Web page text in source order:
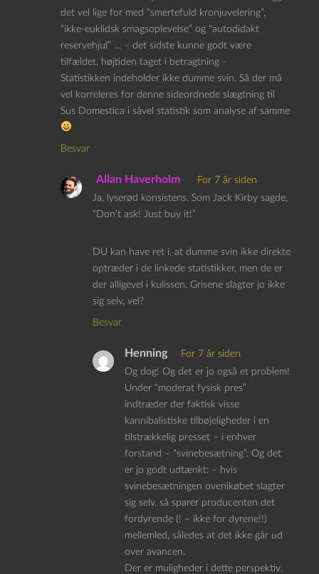
det vel lige for med “smertefuld kronjuvelering”,
“ikke-euklidsk smagsoplevelse” og “autodidakt
reservehjul” … – det sidste kunne godt være
tilfældet, højtiden taget i betragtning –
Statistikken indeholder ikke dumme svin. Så der må
vel korreleres for denne sideordnede slægtning til
Sus Domestica i såvel statistik som analyse af samme
Besvar
Allan Haverholm
For 7 år siden
Ja, lyserød konsistens. Som Jack Kirby sagde,
“Don’t ask! Just buy it!”
DU kan have ret i, at dumme svin ikke direkte
optræder i de linkede statistikker, men de er
der alligevel i kulissen. Grisene slagter jo ikke
sig selv, vel?
Besvar
Henning
For 7 år siden
Og dog! Og det er jo også et problem!
Under “moderat fysisk pres”
indtræder der faktisk visse
kannibalistiske tilbøjeligheder i en
tilstrækkelig presset – i enhver
forstand – “svinebesætning”. Og det
er jo godt udtænkt: – hvis
svinebesætningen ovenikøbet slagter
sig selv, så sparer producenten det
fordyrende (! – ikke for dyrene!!)
mellemled, således at det ikke går ud
over avancen.
Der er muligheder i dette perspektiv.